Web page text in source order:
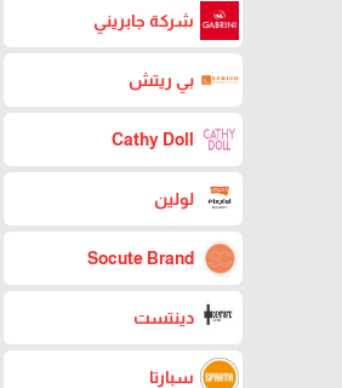
شركة جابريني
بي ريتش
Cathy Doll
لولين
Socute Brand
دينتست
سبارتا